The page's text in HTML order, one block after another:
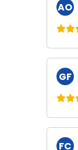
AO
GF
FC